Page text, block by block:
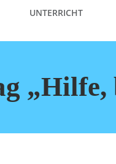
UNTERRICHT
„Hilfe,